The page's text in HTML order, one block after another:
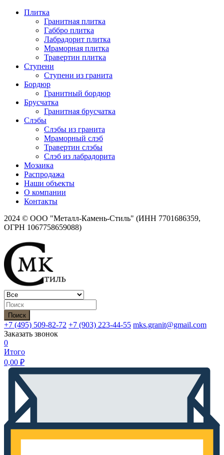
Плитка
Гранитная плитка
Габбро плитка
Лабрадорит плитка
Мраморная плитка
Травертин плитка
Ступени
Ступени из гранита
Бордюр
Гранитный бордюр
Брусчатка
Гранитная брусчатка
Слэбы
Слэбы из гранита
Мраморный слэб
Травертин слэбы
Слэб из лабрадорита
Мозаика
Распродажа
Наши объекты
О компании
Контакты
2024 © ООО "Металл-Камень-Стиль" (ИНН 7701686359,
ОГРН 1067758659088)
Поиск
+7 (495) 509-82-72 +7 (903) 223-44-55 mks.granit@gmail.com
Заказать звонок
0
Итого
0,00 ₽